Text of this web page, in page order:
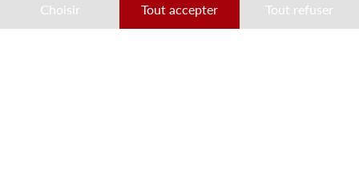
Ces données peuvent notamment être utilisées à des
fins de personnalisation des annonces. Vous pouvez
Choisir Tout accepter Tout refuser